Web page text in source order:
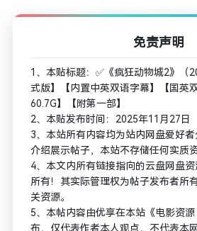
免责声明
1、本贴标题：✅《疯狂动物城2》（
式版】【内置中英双语字幕】【国英
60.7G】【附第一部】
2、本贴发布时间：2025年11月27日
3、本站所有内容均为站内网盘爱好
介绍展示帖子，本站不存储任何实质资
4、本文内所有链接指向的云盘网盘
所有！其实际管理权为帖子发布者所
关资源。
5、本帖内容由优享在本站《电影资
布，仅代表作者本人观点，不代表本